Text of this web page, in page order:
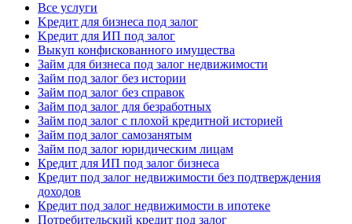
Все услуги
Kредит для бизнеса под залог
Kредит для ИП под залог
Выкуп конфискованного имущества
Займ для бизнеса под залог недвижимости
Займ под залог без истории
Займ под залог без справок
Займ под залог для безработных
Займ под залог с плохой кредитной историей
Займ под залог самозанятым
Займ под залог юридическим лицам
Кредит для ИП под залог бизнеса
Кредит под залог недвижимости без подтверждения
доходов
Кредит под залог недвижимости в ипотеке
Потребительский кредит под залог